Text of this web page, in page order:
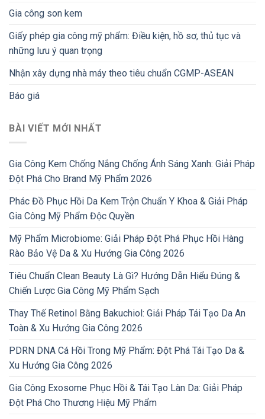
Gia công son kem
Giấy phép gia công mỹ phẩm: Điều kiện, hồ sơ, thủ tục và
những lưu ý quan trọng
Nhận xây dựng nhà máy theo tiêu chuẩn CGMP-ASEAN
Báo giá
BÀI VIẾT MỚI NHẤT
Gia Công Kem Chống Nắng Chống Ánh Sáng Xanh: Giải Pháp
Đột Phá Cho Brand Mỹ Phẩm 2026
Phác Đồ Phục Hồi Da Kem Trộn Chuẩn Y Khoa & Giải Pháp
Gia Công Mỹ Phẩm Độc Quyền
Mỹ Phẩm Microbiome: Giải Pháp Đột Phá Phục Hồi Hàng
Rào Bảo Vệ Da & Xu Hướng Gia Công 2026
Tiêu Chuẩn Clean Beauty Là Gì? Hướng Dẫn Hiểu Đúng &
Chiến Lược Gia Công Mỹ Phẩm Sạch
Thay Thế Retinol Bằng Bakuchiol: Giải Pháp Tái Tạo Da An
Toàn & Xu Hướng Gia Công 2026
PDRN DNA Cá Hồi Trong Mỹ Phẩm: Đột Phá Tái Tạo Da &
Xu Hướng Gia Công 2026
Gia Công Exosome Phục Hồi & Tái Tạo Làn Da: Giải Pháp
Đột Phá Cho Thương Hiệu Mỹ Phẩm